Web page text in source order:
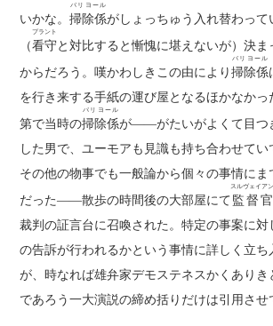
いかな。掃除係
バリヨール
がしょっちゅう入れ替わって
（看守
プラント
と対比すると慚愧に堪えないが）決
からだろう。嘆かわしきこの由により掃除係
バリヨール
を行き来する手紙の運び屋となるほかなか
第で当時の掃除係
バリヨール
が――がたいがよくて目つ
した男で、ユーモアも見識も持ち合わせて
その他の物事でも一般論から個々の事情に
だった――散歩の時間後の大部屋にて監督官
スルヴェイアン
裁判の証言台に召喚された。特定の事案に
の告訴が行われるかという事情に詳しく立
が、時なれば雄弁家デモステネスかくあり
であろう一大演説の締め括りだけは引用させ